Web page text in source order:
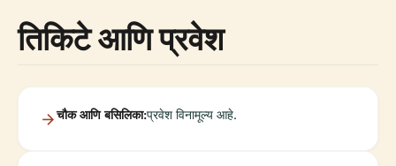
तिकिटे आणि प्रवेश
चौक आणि बसिलिका:प्रवेश विनामूल्य आहे.